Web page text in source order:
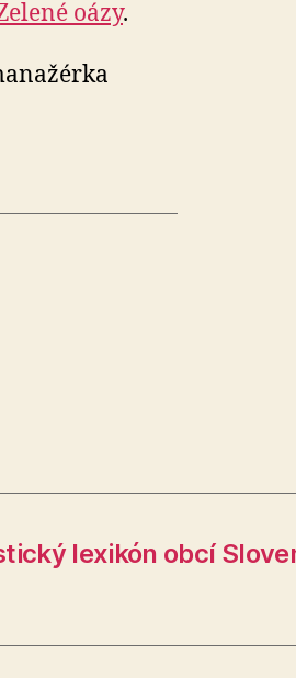
oázy.
lexikón obcí